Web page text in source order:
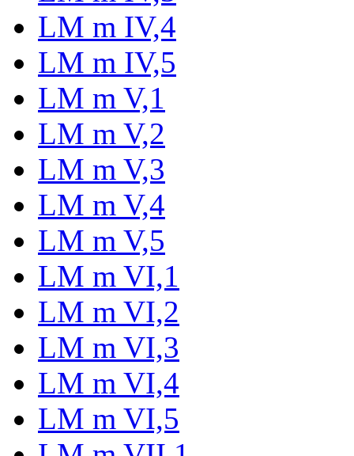
LM m IV,4
LM m IV,5
LM m V,1
LM m V,2
LM m V,3
LM m V,4
LM m V,5
LM m VI,1
LM m VI,2
LM m VI,3
LM m VI,4
LM m VI,5